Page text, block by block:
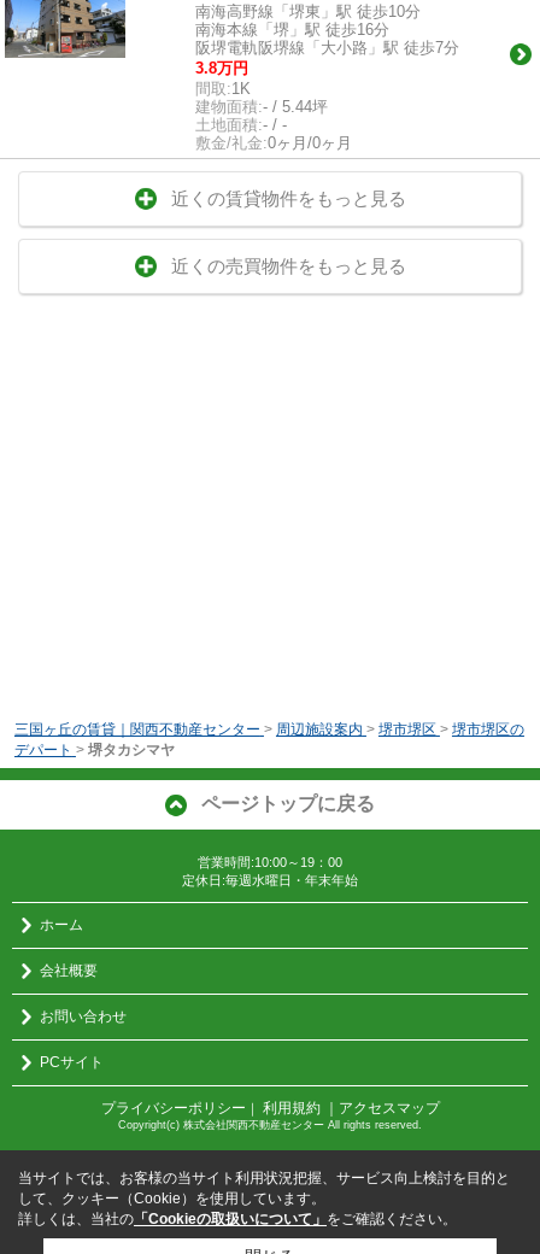
南海高野線「堺東」駅 徒歩10分
南海本線「堺」駅 徒歩16分
阪堺電軌阪堺線「大小路」駅 徒歩7分
3.8万円
間取:1K
建物面積:- / 5.44坪
土地面積:- / -
敷金/礼金:0ヶ月/0ヶ月
近くの賃貸物件をもっと見る
近くの売買物件をもっと見る
三国ヶ丘の賃貸｜関西不動産センター > 周辺施設案内 > 堺市堺区 > 堺市堺区の
デパート > 堺タカシマヤ
ページトップに戻る
営業時間:10:00～19：00
定休日:毎週水曜日・年末年始
ホーム
会社概要
お問い合わせ
PCサイト
プライバシーポリシー ｜ 利用規約 ｜アクセスマップ
Copyright(c) 株式会社関西不動産センター All rights reserved.
当サイトでは、お客様の当サイト利用状況把握、サービス向上検討を目的と
して、クッキー（Cookie）を使用しています。
詳しくは、当社の 「Cookieの取扱いについて」 をご確認ください。